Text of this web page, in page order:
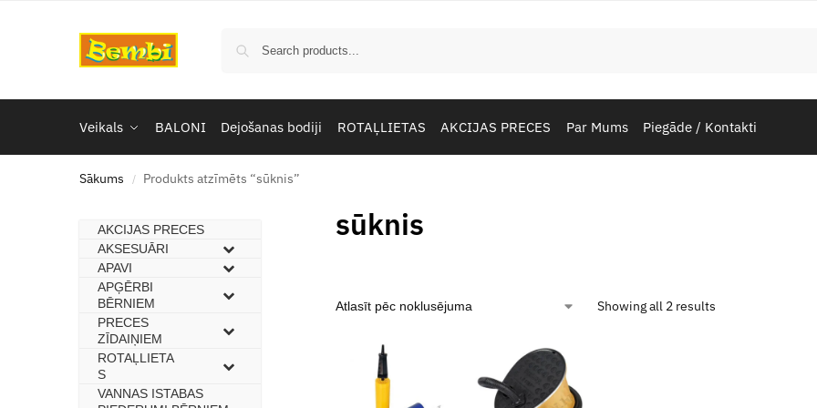
Veikals BALONI Dejošanas bodiji ROTAĻLIETAS AKCIJAS PRECES Par Mums Piegāde / Kontakti
Sākums / Produkts atzīmēts “sūknis”
sūknis
Showing all 2 results
AKCIJAS PRECES
–
AKSESUĀRI
–
APAVI
–
APĢĒRBI
BĒRNIEM
–
PRECES
ZĪDAIŅIEM
–
ROTAĻLIETA
S
–
VANNAS ISTABAS
–